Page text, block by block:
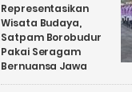
Representasikan
Wisata Budaya,
Satpam Borobudur
Pakai Seragam
Bernuansa Jawa